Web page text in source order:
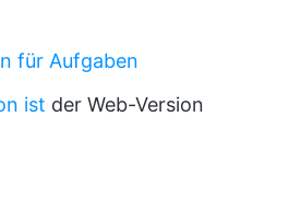
für Aufgaben
ist der Web-Version